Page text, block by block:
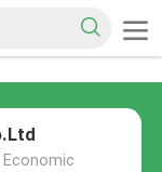
Economic